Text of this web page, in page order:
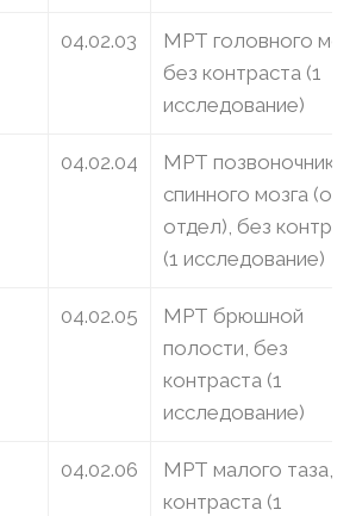
04.02.03
МРТ головного
без контраста (1
исследование)
04.02.04
МРТ позвоночника
спинного мозга
отдел), без
(1 исследование)
04.02.05
МРТ брюшной
полости, без
контраста (1
исследование)
04.02.06
МРТ малого таза,
контраста (1